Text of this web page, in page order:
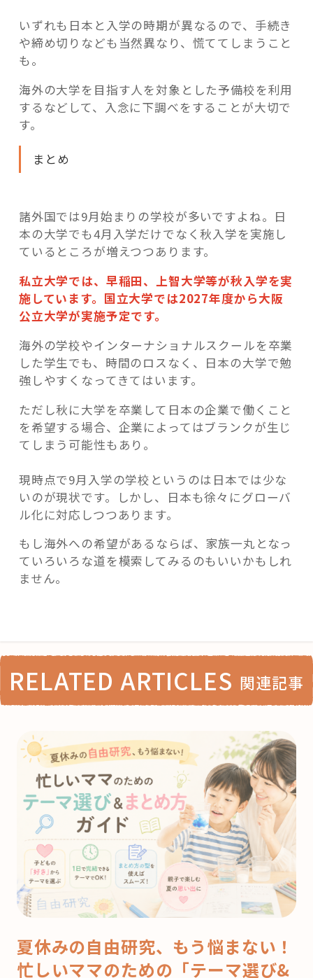
いずれも日本と入学の時期が異なるので、手続き
や締め切りなども当然異なり、慌ててしまうこと
も。
海外の大学を目指す人を対象とした予備校を利用
するなどして、入念に下調べをすることが大切で
す。
まとめ
諸外国では9月始まりの学校が多いですよね。日
本の大学でも4月入学だけでなく秋入学を実施 し
ているところが増えつつあります。
私立大学では、早稲田、上智大学等が秋入学を実
施しています。国立大学では2027年度から大阪
公立大学が実施予定です。
海外の学校やインターナショナルスクールを卒業
した学生でも、時間のロスなく、日本の大学で勉
強しやすくなってきてはいます。
ただし秋に大学を卒業して日本の企業で働くこと
を希望する場合、企業によってはブランクが生じ
てしまう可能性もあり。
現時点で9月入学の学校というのは日本では少な
いのが現状です。しかし、日本も徐々にグローバ
ル化に対応しつつあります。
もし海外への希望があるならば、家族一丸となっ
ていろいろな道を模索してみるのもいいかもしれ
ません。
RELATED ARTICLES 関連記事
夏休みの自由研究、もう悩まない！
忙しいママのための「テーマ選び&